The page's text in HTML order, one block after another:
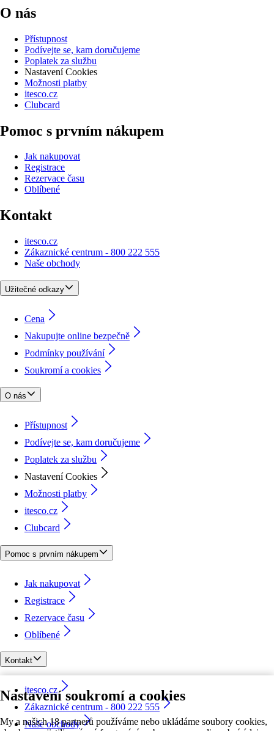
Nastavení soukromí a cookies
My a našich 18 partnerů používáme nebo ukládáme soubory cookies,
O nás
Přístupnost
Podívejte se, kam doručujeme
Poplatek za službu
Nastavení Cookies
Možnosti platby
itesco.cz
Clubcard
Pomoc s prvním nákupem
Jak nakupovat
Registrace
Rezervace času
Oblíbené
Kontakt
itesco.cz
Zákaznické centrum - 800 222 555
Naše obchody
Užitečné odkazy
Cena
Nakupujte online bezpečně
Podmínky používání
Soukromí a cookies
O nás
Přístupnost
Podívejte se, kam doručujeme
Poplatek za službu
Nastavení Cookies
Možnosti platby
itesco.cz
Clubcard
Pomoc s prvním nákupem
Jak nakupovat
Registrace
Rezervace času
Oblíbené
Kontakt
itesco.cz
Zákaznické centrum - 800 222 555
Naše obchody